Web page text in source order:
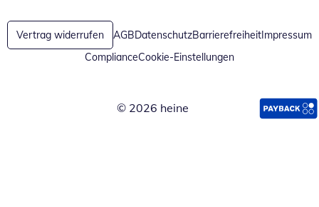
Vertrag widerrufen AGBDatenschutzBarrierefreiheitImpressum
ComplianceCookie-Einstellungen
© 2026 heine